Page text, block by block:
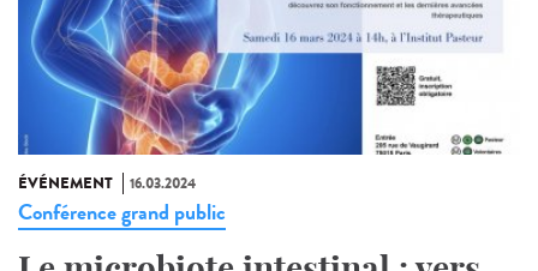
ÉVÉNEMENT 16.03.2024
Conférence grand public